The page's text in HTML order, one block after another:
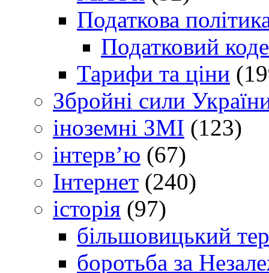
Податкова
Податковий
Тарифи та ціни
Збройні сили
іноземні ЗМІ (123)
інтерв’ю (67)
Інтернет (240)
історія (97)
більшовицький
боротьба за